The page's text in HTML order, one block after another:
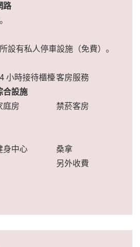
路
設有私人停車設施（免費）。
小時接待櫃檯客房服務
合設施
庭房
禁菸客房
身中心
桑拿
另外收費